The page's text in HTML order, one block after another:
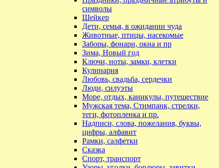
символы
Шейкер
Дети, семья, в ожидании чуда
Животные, птицы, насекомые
Заборы, фонари, окна и пр
Зима, Новый год
Ключи, ноты, замки, клетки
Кулинария
Любовь, свадьба, сердечки
Люди, силуэты
Море, отдых, каникулы, путешествие
Мужская тема, Стимпанк, стрелки,
теги, фотопленка и пр.
Надписи, слова, пожелания, буквы,
цифры, алфавит
Рамки, салфетки
Сказка
Спорт, транспорт